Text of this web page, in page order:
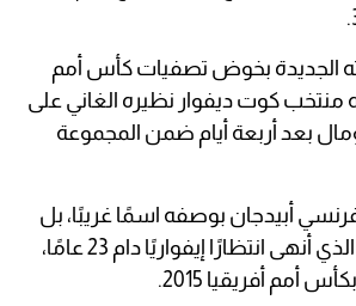
الجديدة بخوض تصفيات كأس أمم
ويواجه منتخب كوت ديفوار نظيره الغاني على
بعد أربعة أيام ضمن المجموعة
أبيدجان بوصفه اسمًا غريبًا، بل
يعود باعتباره الرجل الذي أنهى انتظارًا إيفواريًا دام 23 عامًا،
أمم أفريقيا 2015.